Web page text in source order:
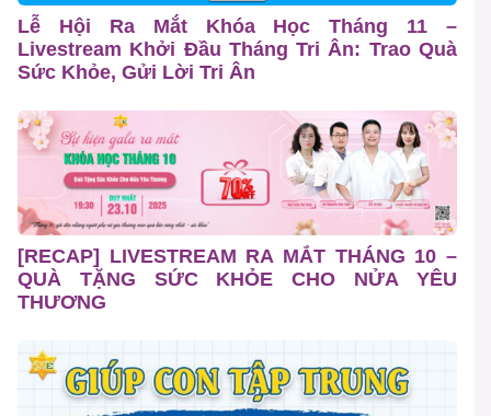
Lễ Hội Ra Mắt Khóa Học Tháng 11 –
Livestream Khởi Đầu Tháng Tri Ân: Trao Quà
Sức Khỏe, Gửi Lời Tri Ân
[RECAP] LIVESTREAM RA MẮT THÁNG 10 –
QUÀ TẶNG SỨC KHỎE CHO NỬA YÊU
THƯƠNG